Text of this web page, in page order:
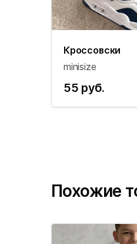
Кроссовски
minisize
55 руб.
Похожие